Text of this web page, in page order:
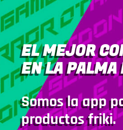
EL MEJOR
EN LA
Somos la app
productos friki.